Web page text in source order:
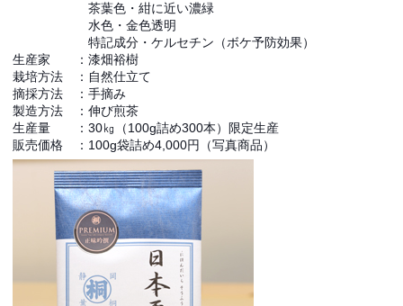
茶葉色・紺に近い濃緑
水色・金色透明
特記成分・ケルセチン（ボケ予防効果）
生産家 ：漆畑裕樹
栽培方法 ：自然仕立て
摘採方法 ：手摘み
製造方法 ：伸び煎茶
生産量 ：30㎏（100g詰め300本）限定生産
販売価格 ：100g袋詰め4,000円（写真商品）